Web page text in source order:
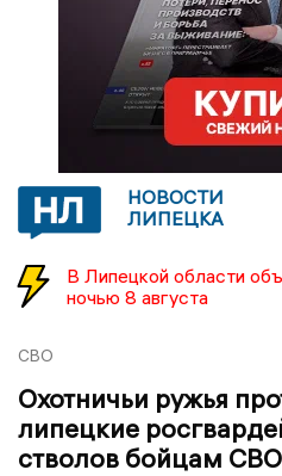
НОВОСТИ
ЛИПЕЦКА
В Липецкой области
ночью 8 августа
СВО
Охотничьи ружья
липецкие
стволов бойцам СВО